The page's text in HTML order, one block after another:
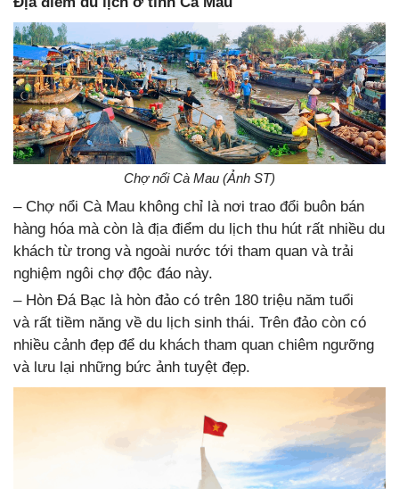
Chợ nổi Cà Mau (Ảnh ST)
– Chợ nổi Cà Mau không chỉ là nơi trao đổi buôn bán
hàng hóa mà còn là địa điểm du lịch thu hút rất nhiều du
khách từ trong và ngoài nước tới tham quan và trải
nghiệm ngôi chợ độc đáo này.
– Hòn Đá Bạc là hòn đảo có trên 180 triệu năm tuổi
và rất tiềm năng về du lịch sinh thái. Trên đảo còn có
nhiều cảnh đẹp để du khách tham quan chiêm ngưỡng
và lưu lại những bức ảnh tuyệt đẹp.